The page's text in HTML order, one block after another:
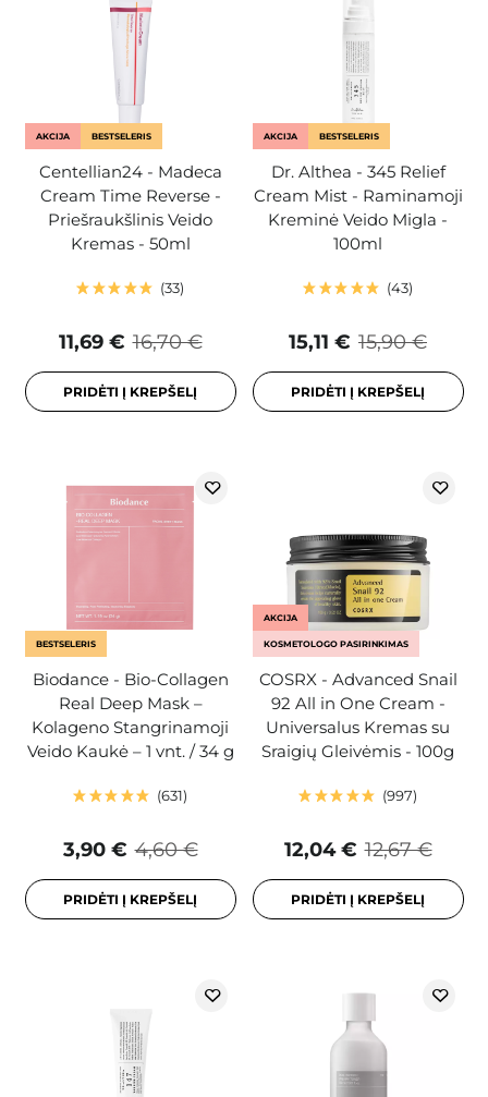
AKCIJA BESTSELERIS
Centellian24 - Madeca
Cream Time Reverse -
Priešraukšlinis Veido
Kremas - 50ml
33
16,70 €
11,69 €
PRIDĖTI Į KREPŠELĮ
AKCIJA BESTSELERIS
Dr. Althea - 345 Relief
Cream Mist - Raminamoji
Kreminė Veido Migla -
100ml
43
15,90 €
15,11 €
PRIDĖTI Į KREPŠELĮ
BESTSELERIS
Biodance - Bio-Collagen
Real Deep Mask –
Kolageno Stangrinamoji
Veido Kaukė – 1 vnt. / 34 g
631
4,60 €
3,90 €
PRIDĖTI Į KREPŠELĮ
AKCIJA
KOSMETOLOGO PASIRINKIMAS
COSRX - Advanced Snail
92 All in One Cream -
Universalus Kremas su
Sraigių Gleivėmis - 100g
997
12,67 €
12,04 €
PRIDĖTI Į KREPŠELĮ